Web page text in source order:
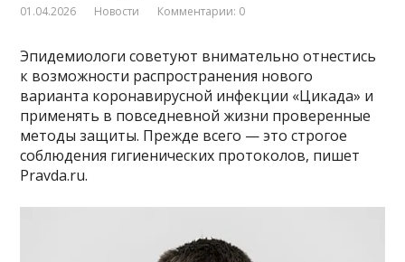
01.04.2026 Новости Комментарии: 0
Эпидемиологи советуют внимательно отнестись
к возможности распространения нового
варианта коронавирусной инфекции «Цикада» и
применять в повседневной жизни проверенные
методы защиты. Прежде всего — это строгое
соблюдения гигиенических протоколов, пишет
Pravda.ru.